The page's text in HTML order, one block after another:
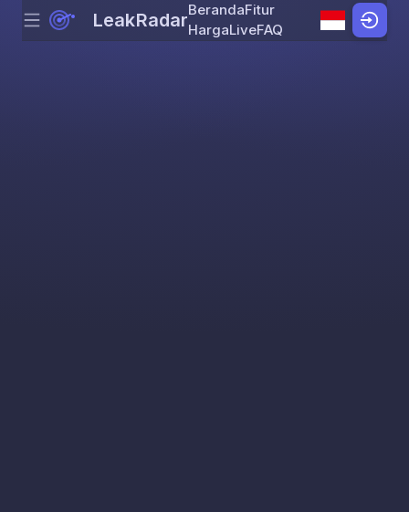
Skip to content
Menu LeakRadarBerandaFitur
HargaLiveFAQ